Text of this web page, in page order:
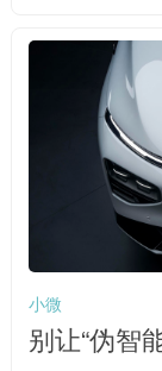
丰集团、东超
代表参会，围
人工智能技术
海南省委书记
新、拓展应用
小微
别让“伪智